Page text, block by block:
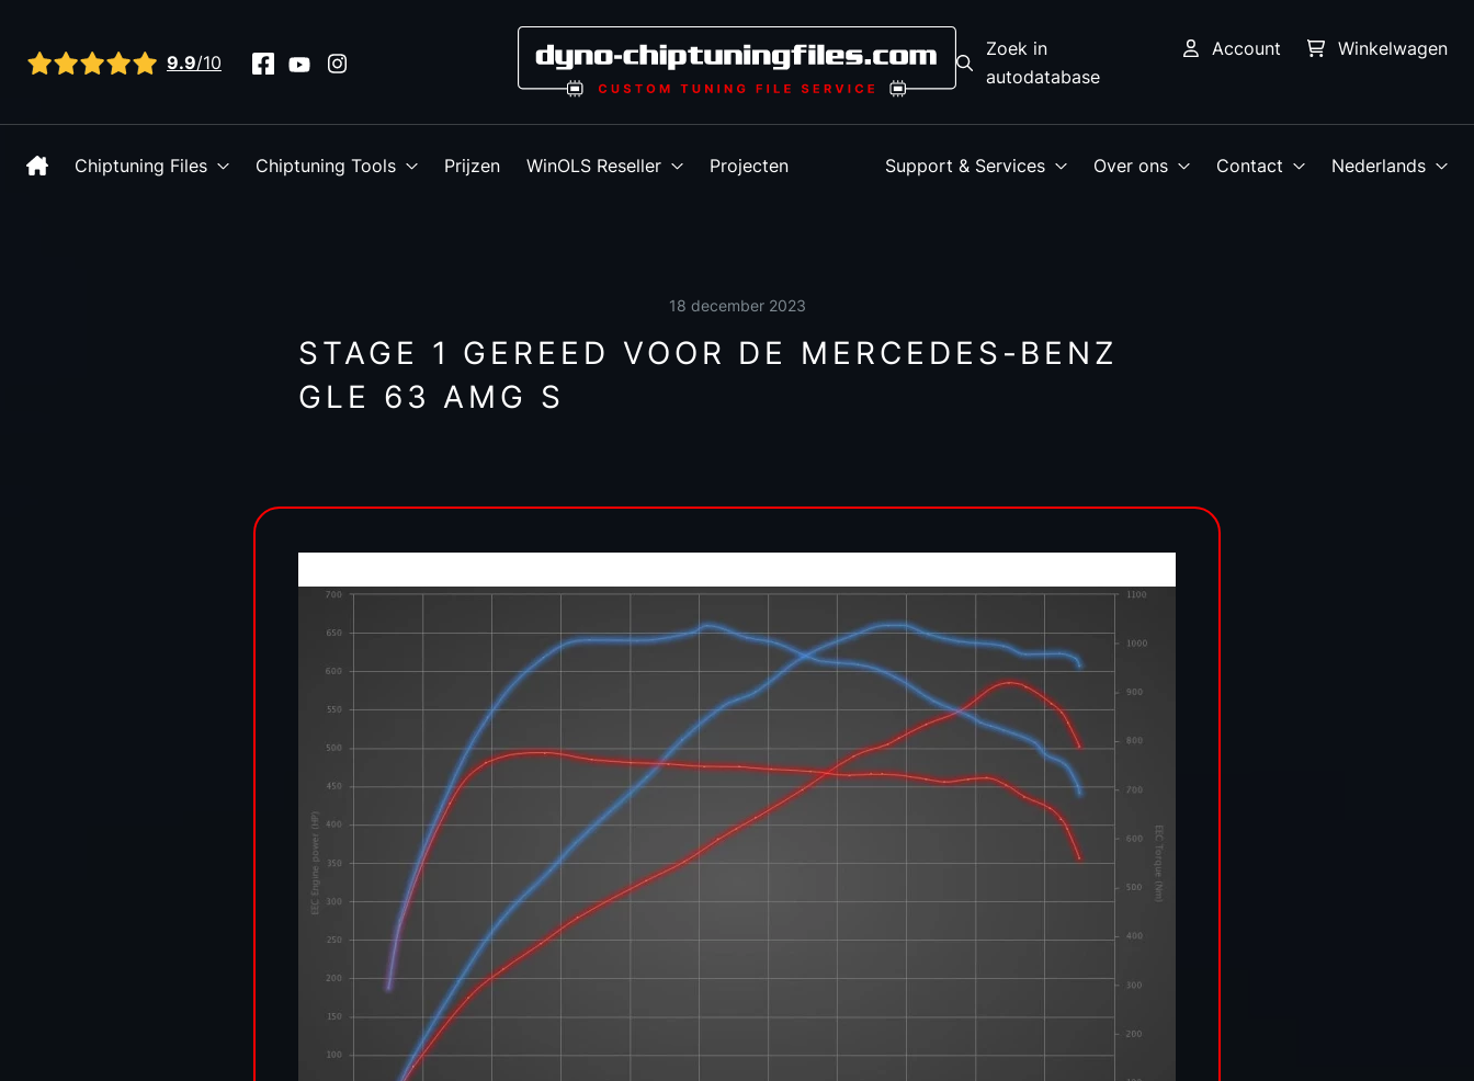
Bekijk alle reviews9.9/10
Zoek in
autodatabase
Account Winkelwagen
Chiptuning Files Chiptuning Tools Prijzen WinOLS Reseller Projecten Support & Services Over ons Contact Nederlands
18 december 2023
STAGE 1 GEREED VOOR DE MERCEDES-BENZ
GLE 63 AMG S